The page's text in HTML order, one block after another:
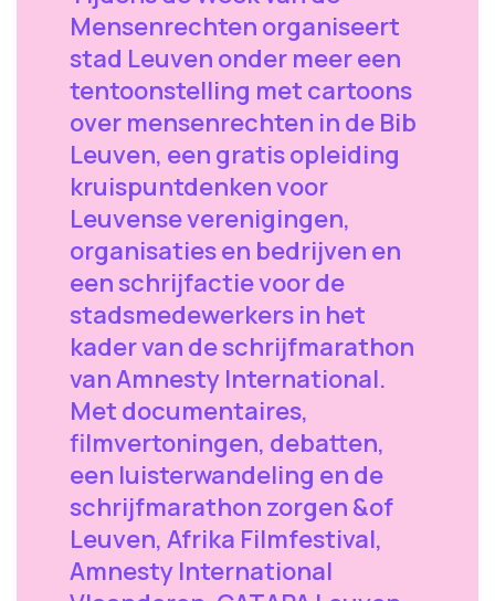
Mensenrechten organiseert
stad Leuven onder meer een
tentoonstelling met cartoons
over mensenrechten in de Bib
Leuven, een gratis opleiding
kruispuntdenken voor
Leuvense verenigingen,
organisaties en bedrijven en
een schrijfactie voor de
stadsmedewerkers in het
kader van de schrijfmarathon
van Amnesty International.
Met documentaires,
filmvertoningen, debatten,
een luisterwandeling en de
schrijfmarathon zorgen &of
Leuven, Afrika Filmfestival,
Amnesty International